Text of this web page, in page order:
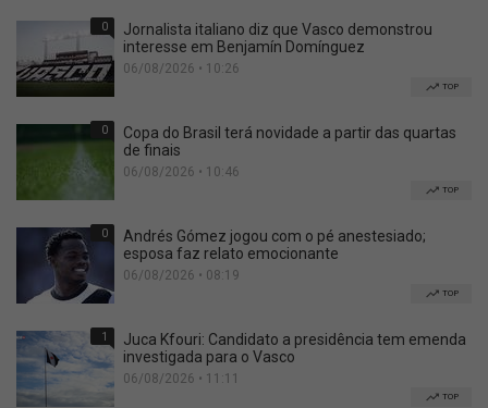
0
Jornalista italiano diz que Vasco demonstrou
interesse em Benjamín Domínguez
06/08/2026 • 10:26
TOP
0
Copa do Brasil terá novidade a partir das quartas
de finais
06/08/2026 • 10:46
TOP
0
Andrés Gómez jogou com o pé anestesiado;
esposa faz relato emocionante
06/08/2026 • 08:19
TOP
1
Juca Kfouri: Candidato a presidência tem emenda
investigada para o Vasco
06/08/2026 • 11:11
TOP